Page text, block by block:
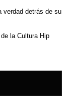
verdad detrás de su
la Cultura Hip